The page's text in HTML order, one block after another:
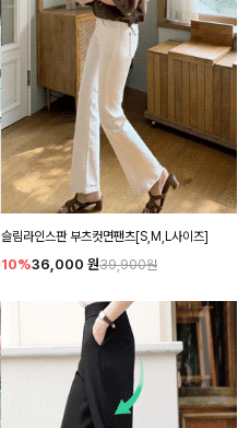
슬림라인스판 부츠컷면팬츠[S,M,L사이즈]
10%36,000 원39,900원